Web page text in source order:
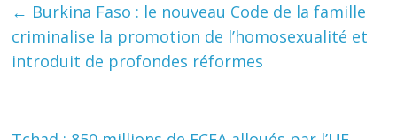
← Burkina Faso : le nouveau Code de la famille
criminalise la promotion de l’homosexualité et
introduit de profondes réformes